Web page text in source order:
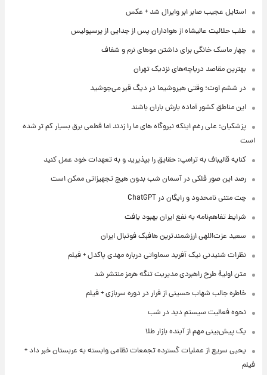
استایل عجیب صابر ابر وایرال شد + عکس
طلب حلالیت عالیشاه از هواداران پس از جدایی از پرسپولیس
چهار ماسک خانگی برای داشتن موهای نرم و شفاف
بهترین مقاصد دریاچه‌های نزدیک تهران
در ششم اوت؛ وقتی هیروشیما در دیگ قیر می‌جوشید
این مناطق کشور آماده بارش باران باشند
پزشکیان: علی رغم اینکه نیروگاه های ما را زدند اما قطعی برق بسیار کم تر شده
است
کنایه قالیباف به ترامپ: حقایق را بپذیرید و به تعهدات خود عمل کنید
رصد این صور فلکی در آسمان شب بدون هیچ تجهیزاتی ممکن است
چت متنی نامحدود و رایگان در ChatGPT
شرایط تفاهم‌نامه به نفع ایران بهبود یافت
سعید عزت‌اللهی ارزشمندترین هافبک فوتبال ایران
نظرات شنیدنی نیک آفرید سماواتی درباره مهدی پاکدل + فیلم
متن اولیۀ طرح راهبردی مدیریت تنگه هرمز منتشر شد
خاطره جالب شهاب حسینی از فرار در دوره سربازی + فیلم
نحوه فعالیت سیستم دید در شب
یک پیش‌بینی مهم از آینده بازار طلا
یحیی سریع از عملیات گسترده تجمعات نظامی وابسته به عربستان خبر داد +
فیلم